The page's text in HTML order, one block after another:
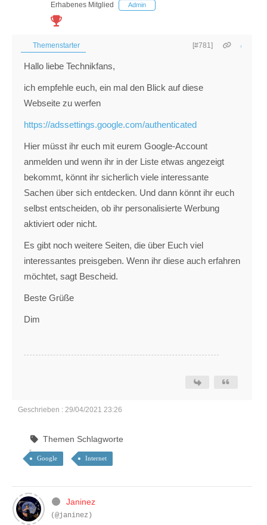
Erhabenes Mitglied Admin
Themenstarter [#781]
Hallo liebe Technikfans,
ich empfehle euch, ein mal den Blick auf diese
Webseite zu werfen
https://adssettings.google.com/authenticated
Hier müsst ihr euch mit eurem Google-Account
anmelden und wenn ihr in der Liste etwas angezeigt
bekommt, könnt ihr sicherlich viele interessante
Sachen über sich entdecken. Und dann könnt ihr euch
selbst entscheiden, ob ihr personalisierte Werbung
aktiviert oder nicht.
Es gibt noch weitere Seiten, die über Euch viel
interessantes preisgeben. Wenn ihr diese auch erfahren
möchtet, sagt Bescheid.
Beste Grüße
Dim
Geschrieben : 29/04/2021 23:26
Themen Schlagworte
Google Internet
Janinez
(@janinez)